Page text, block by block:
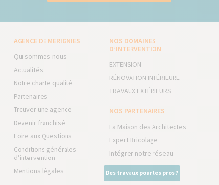
AGENCE DE MERIGNIES
Qui sommes-nous
Actualités
Notre charte qualité
Partenaires
Trouver une agence
Devenir franchisé
Foire aux Questions
Conditions générales
d’intervention
Mentions légales
NOS DOMAINES
D’INTERVENTION
EXTENSION
RÉNOVATION INTÉRIEURE
TRAVAUX EXTÉRIEURS
NOS PARTENAIRES
La Maison des Architectes
Expert Bricolage
Intégrer notre réseau
Des travaux pour les pros ?